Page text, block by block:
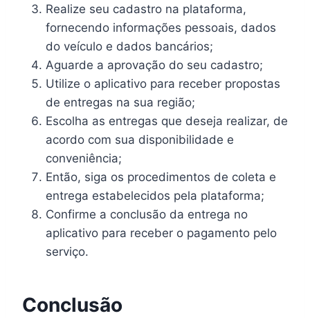
Realize seu cadastro na plataforma,
fornecendo informações pessoais, dados
do veículo e dados bancários;
Aguarde a aprovação do seu cadastro;
Utilize o aplicativo para receber propostas
de entregas na sua região;
Escolha as entregas que deseja realizar, de
acordo com sua disponibilidade e
conveniência;
Então, siga os procedimentos de coleta e
entrega estabelecidos pela plataforma;
Confirme a conclusão da entrega no
aplicativo para receber o pagamento pelo
serviço.
Conclusão